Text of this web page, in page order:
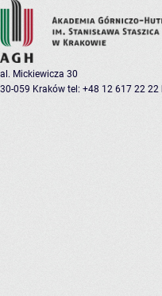
al. Mickiewicza 30
30-059 Kraków tel: +48 12 617 22 22